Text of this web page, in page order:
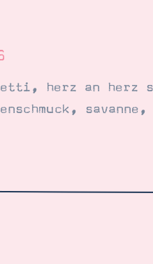
, herz an herz
, savanne,